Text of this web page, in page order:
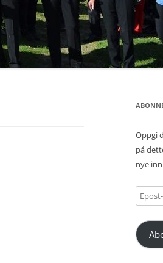
Oppgi
på
nye
Epost-
adresse